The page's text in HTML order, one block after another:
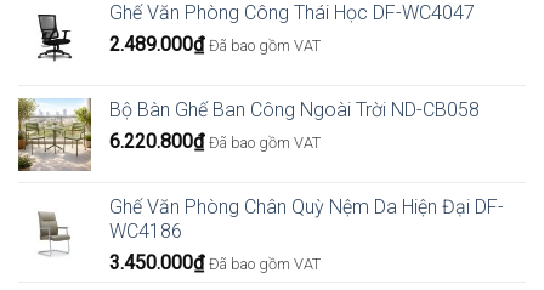
Ghế Văn Phòng Công Thái Học DF-WC4047
2.489.000₫ Đã bao gồm VAT
Bộ Bàn Ghế Ban Công Ngoài Trời ND-CB058
6.220.800₫ Đã bao gồm VAT
Ghế Văn Phòng Chân Quỳ Nệm Da Hiện Đại DF-
WC4186
3.450.000₫ Đã bao gồm VAT